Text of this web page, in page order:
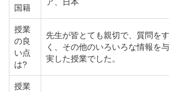
国籍
授業
の良
い点
は?
先生が皆とても親切で、質問を
く、その他のいろいろな情報を
実した授業でした。
授業